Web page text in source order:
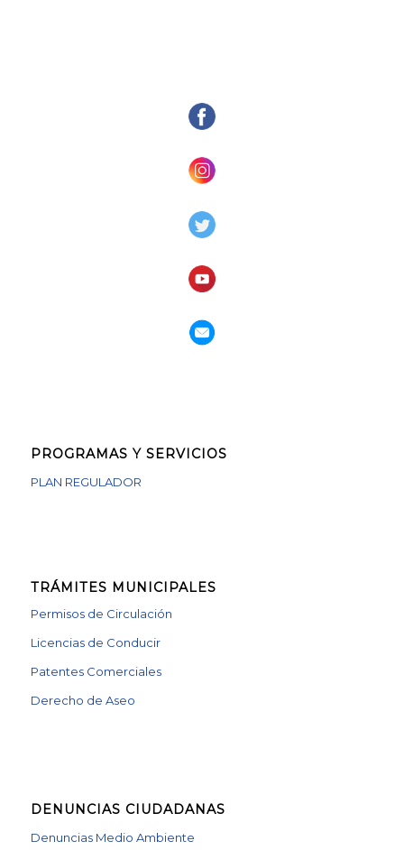
PROGRAMAS Y SERVICIOS
PLAN REGULADOR
TRÁMITES MUNICIPALES
Permisos de Circulación
Licencias de Conducir
Patentes Comerciales
Derecho de Aseo
DENUNCIAS CIUDADANAS
Denuncias Medio Ambiente